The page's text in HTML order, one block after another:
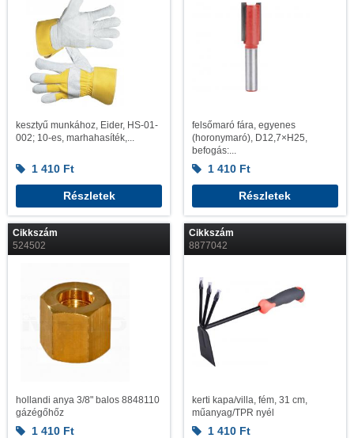
kesztyű munkához, Eider, HS-01-
002; 10-es, marhahasíték,...
1 410 Ft
Részletek
felsőmaró fára, egyenes
(horonymaró), D12,7×H25,
befogás:...
1 410 Ft
Részletek
Cikkszám
524502
hollandi anya 3/8" balos 8848110
gázégőhőz
1 410 Ft
Cikkszám
8877042
kerti kapa/villa, fém, 31 cm,
műanyag/TPR nyél
1 410 Ft